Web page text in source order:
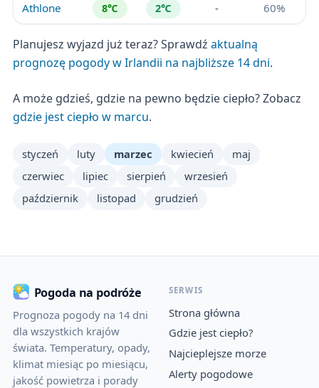
Athlone 8℃ 2℃ - 60%
Planujesz wyjazd już teraz? Sprawdź aktualną
prognozę pogody w Irlandii na najbliższe 14 dni.
A może gdzieś, gdzie na pewno będzie ciepło? Zobacz
gdzie jest ciepło w marcu.
styczeń luty marzec kwiecień
maj
czerwiec
lipiec sierpień
wrzesień
październik
listopad grudzień
Pogoda na podróże
Prognoza pogody na 14 dni
dla wszystkich krajów
świata. Temperatury, opady,
klimat miesiąc po miesiącu,
jakość powietrza i porady
SERWIS
Strona główna
Gdzie jest ciepło?
Najcieplejsze morze
Alerty pogodowe